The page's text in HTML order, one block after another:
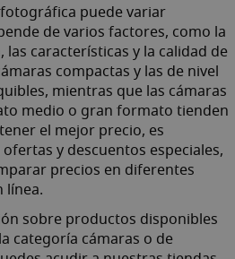
puede variar
de varios factores, como la
las características y la calidad de
compactas y las de nivel
mientras que las cámaras
medio o gran formato tienden
el mejor precio, es
y descuentos especiales,
precios en diferentes
línea.
sobre productos disponibles
categoría cámaras o de